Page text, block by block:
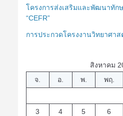
โครงการส่งเสริมและพัฒนาทัก
“CEFR”
การประกวดโครงงานวิทยาศา
สิงหาคม
จ.
อ. พ. พฤ.
3
4 5 6